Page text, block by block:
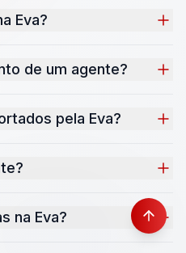
Eva?
de um agente?
pela Eva?
na Eva?